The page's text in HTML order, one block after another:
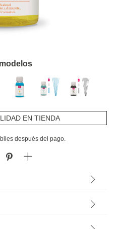
EN TIENDA
después del pago.
Azahar 100ml | Aroma: Azahar
| Medidas del Recambio: 10x4x4cm |